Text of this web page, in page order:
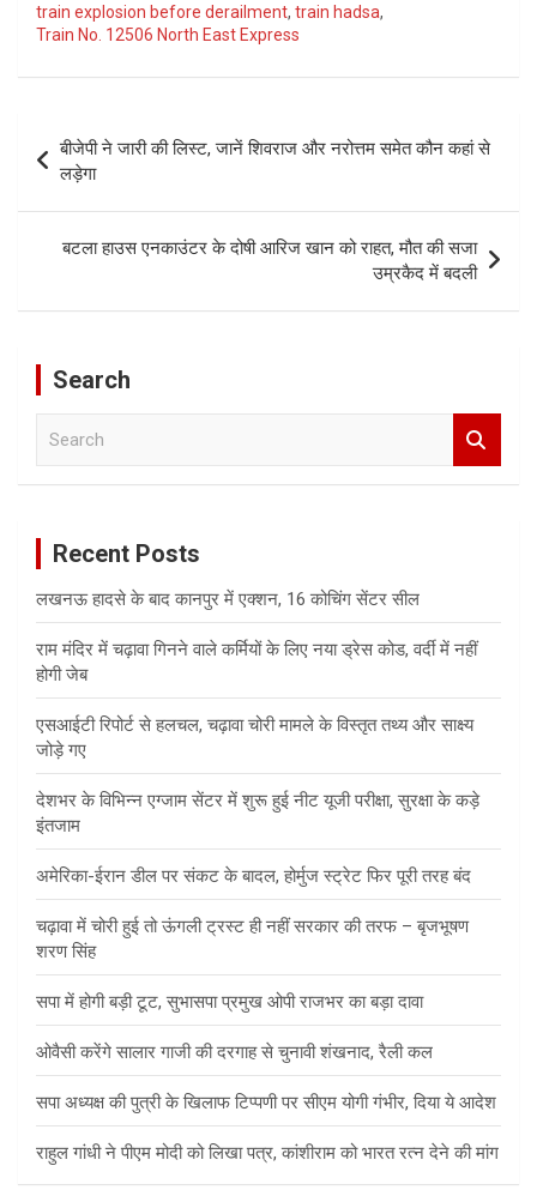
train explosion before derailment, train hadsa,
Train No. 12506 North East Express
Post
navigation
बीजेपी ने जारी की लिस्ट, जानें शिवराज और नरोत्तम समेत कौन कहां से
लड़ेगा
बटला हाउस एनकाउंटर के दोषी आरिज खान को राहत, मौत की सजा
उम्रकैद में बदली
Search
Recent Posts
लखनऊ हादसे के बाद कानपुर में एक्शन, 16 कोचिंग सेंटर सील
राम मंदिर में चढ़ावा गिनने वाले कर्मियों के लिए नया ड्रेस कोड, वर्दी में नहीं
होगी जेब
एसआईटी रिपोर्ट से हलचल, चढ़ावा चोरी मामले के विस्तृत तथ्य और साक्ष्य
जोड़े गए
देशभर के विभिन्न एग्जाम सेंटर में शुरू हुई नीट यूजी परीक्षा, सुरक्षा के कड़े
इंतजाम
अमेरिका-ईरान डील पर संकट के बादल, होर्मुज स्ट्रेट फिर पूरी तरह बंद
चढ़ावा में चोरी हुई तो ऊंगली ट्रस्ट ही नहीं सरकार की तरफ – बृजभूषण
शरण सिंह
सपा में होगी बड़ी टूट, सुभासपा प्रमुख ओपी राजभर का बड़ा दावा
ओवैसी करेंगे सालार गाजी की दरगाह से चुनावी शंखनाद, रैली कल
सपा अध्यक्ष की पुत्री के खिलाफ टिप्पणी पर सीएम योगी गंभीर, दिया ये आदेश
राहुल गांधी ने पीएम मोदी को लिखा पत्र, कांशीराम को भारत रत्न देने की मांग